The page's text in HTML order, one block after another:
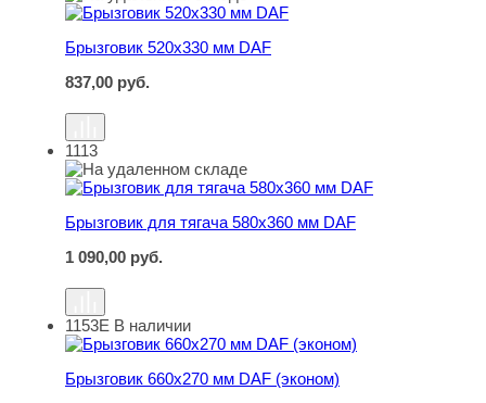
Брызговик 520х330 мм DAF
837,00 руб.
Брызговик для тягача 580х360 мм DAF
1113
Брызговик для тягача 580х360 мм DAF
1 090,00 руб.
Брызговик 660х270 мм DAF (эконом)
1153Е В наличии
Брызговик 660х270 мм DAF (эконом)